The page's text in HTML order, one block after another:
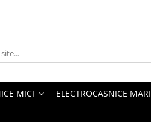
MICI ELECTROCASNICE MARI